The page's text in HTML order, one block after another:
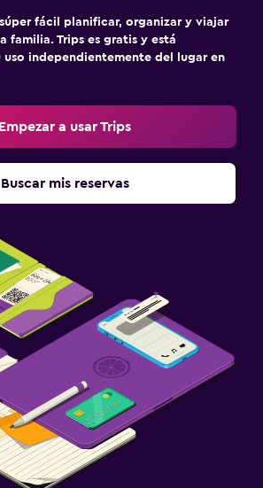
fácil planificar, organizar y viajar
familia. Trips es gratis y está
uso independientemente del lugar en
Empezar a usar Trips
Buscar mis reservas